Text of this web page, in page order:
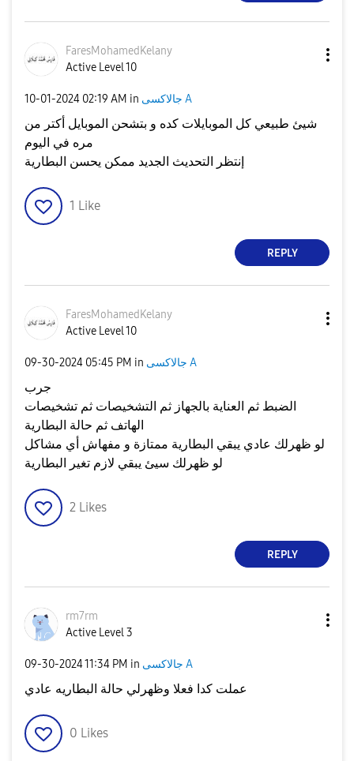
FaresMohamedKelany
Active Level 10
‎10-01-2024 02:19 AM in جالاكسى A
شيئ طبيعي كل الموبايلات كده و بتشحن الموبايل أكتر من
مره في اليوم
إنتظر التحديث الجديد ممكن يحسن البطارية
1 Like
REPLY
FaresMohamedKelany
Active Level 10
‎09-30-2024 05:45 PM in جالاكسى A
جرب
الضبط ثم العناية بالجهاز ثم التشخيصات ثم تشخيصات
الهاتف ثم حالة البطارية
لو ظهرلك عادي يبقي البطارية ممتازة و مفهاش أي مشاكل
لو ظهرلك سيئ يبقي لازم تغير البطارية
2 Likes
REPLY
rm7rm
Active Level 3
‎09-30-202411:34 PM in جالاكسى A
عملت كدا فعلا وظهرلي حالة البطاريه عادي
0 Likes